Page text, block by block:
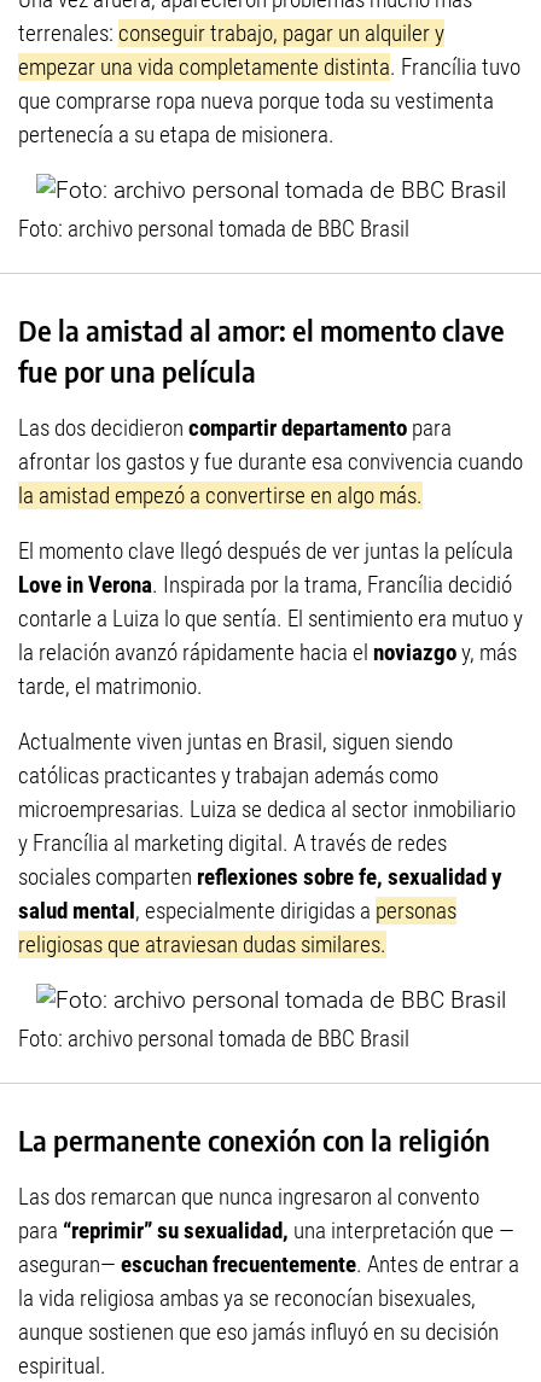
terrenales: conseguir trabajo, pagar un alquiler y
empezar una vida completamente distinta. Francília tuvo
que comprarse ropa nueva porque toda su vestimenta
pertenecía a su etapa de misionera.
Foto: archivo personal tomada de BBC Brasil
De la amistad al amor: el momento clave
fue por una película
Las dos decidieron compartir departamento para
afrontar los gastos y fue durante esa convivencia cuando
la amistad empezó a convertirse en algo más.
El momento clave llegó después de ver juntas la película
Love in Verona. Inspirada por la trama, Francília decidió
contarle a Luiza lo que sentía. El sentimiento era mutuo y
la relación avanzó rápidamente hacia el noviazgoy, más
tarde, el matrimonio.
Actualmente viven juntas en Brasil, siguen siendo
católicas practicantes y trabajan además como
microempresarias. Luiza se dedica al sector inmobiliario
y Francília al marketing digital. A través de redes
sociales comparten reflexiones sobre fe, sexualidad y
salud mental, especialmente dirigidas a personas
religiosas que atraviesan dudas similares.
Foto: archivo personal tomada de BBC Brasil
La permanente conexión con la religión
Las dos remarcan que nunca ingresaron al convento
para “reprimir” su sexualidad, una interpretación que —
aseguran— escuchan frecuentemente. Antes de entrar a
la vida religiosa ambas ya se reconocían bisexuales,
aunque sostienen que eso jamás influyó en su decisión
espiritual.